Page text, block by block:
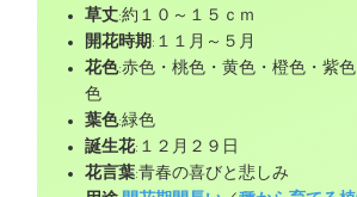
草丈:約１０～１５ｃｍ
開花時期 :１１月～５月
花色:赤色・桃色・黄色・橙色・紫
色
葉色:緑色
誕生花:１２月２９日
花言葉:青春の喜びと悲しみ